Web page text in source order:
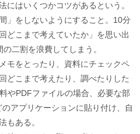
にはいくつかコツがあるという。
」をしないようにすること。10分
どこまで考えていたか」を思い出
二割を浪費してしまう。
モをとったり、資料にチェックペ
どこまで考えたり、調べたりした
やPDFファイルの場合、必要な部
アプリケーションに貼り付け、自
もある。